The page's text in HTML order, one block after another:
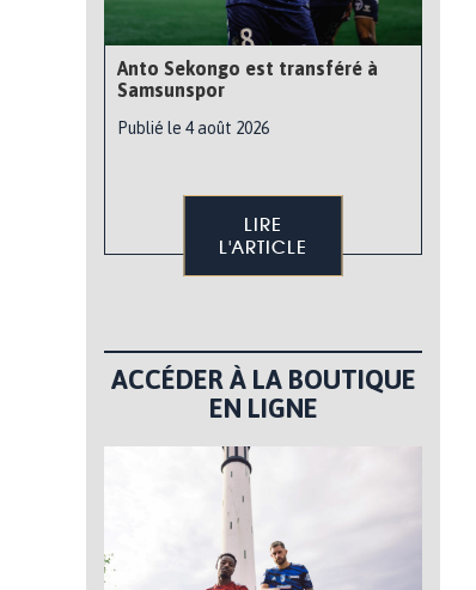
Anto Sekongo est transféré à
Samsunspor
Publié le 4 août 2026
LIRE
L'ARTICLE
ACCÉDER À LA BOUTIQUE
EN LIGNE